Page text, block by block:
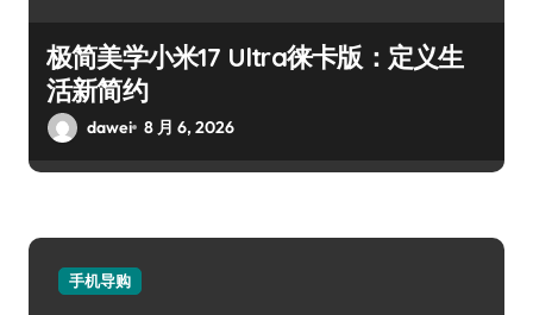
极简美学小米17 Ultra徕卡版：定义生
活新简约
dawei 8 月 6, 2026
手机导购